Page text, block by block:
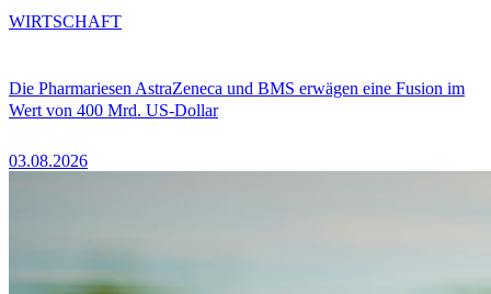
Die Pharmariesen AstraZeneca und BMS erwägen eine Fusion im
Wert von 400 Mrd. US-Dollar
03.08.2026
WIRTSCHAFT